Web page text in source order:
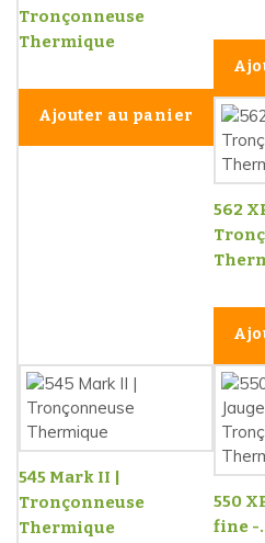
Tronçonneuse
Thermique
Ajouter au panier
562
545 Mark II |
Tronçonneuse
Thermique
550
fine -